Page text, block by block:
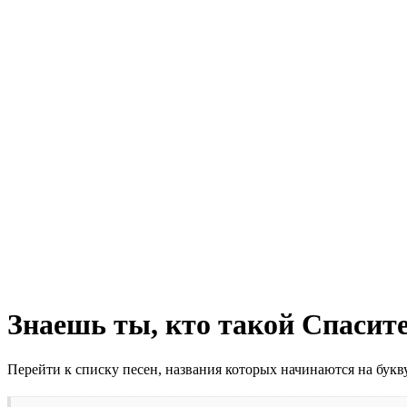
Знаешь ты, кто такой
Перейти к списку песен, названия которых начинаются на